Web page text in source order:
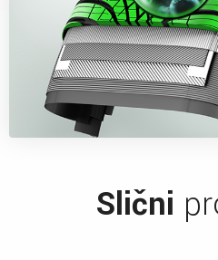
Slični